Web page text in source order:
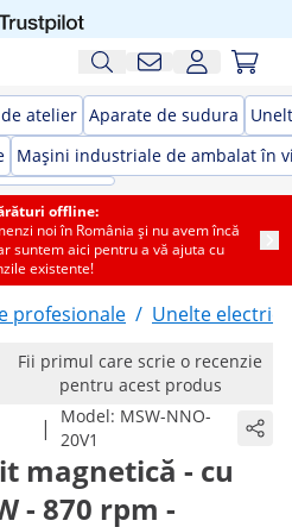
atelier Aparate de sudura
Mașini industriale de ambalat în
offline:
noi în România și nu avem încă
suntem aici pentru a vă ajuta cu
existente!
profesionale / Unelte electrice
Fii primul care scrie o recenzie
pentru acest produs
| Model: MSW-NNO-
20V1
magnetică - cu
- 870 rpm -